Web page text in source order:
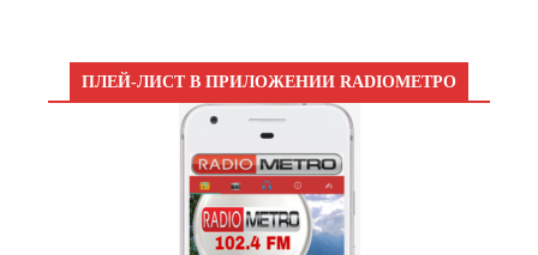
ПЛЕЙ-ЛИСТ В ПРИЛОЖЕНИИ RADIOМЕТРО